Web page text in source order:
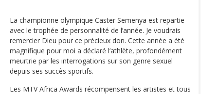
La championne olympique Caster Semenya est repartie
avec le trophée de personnalité de l’année. Je voudrais
remercier Dieu pour ce précieux don. Cette année a été
magnifique pour moi a déclaré l’athlète, profondément
meurtrie par les interrogations sur son genre sexuel
depuis ses succès sportifs.
Les MTV Africa Awards récompensent les artistes et tous